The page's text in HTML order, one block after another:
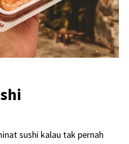
sushi kalau tak pernah